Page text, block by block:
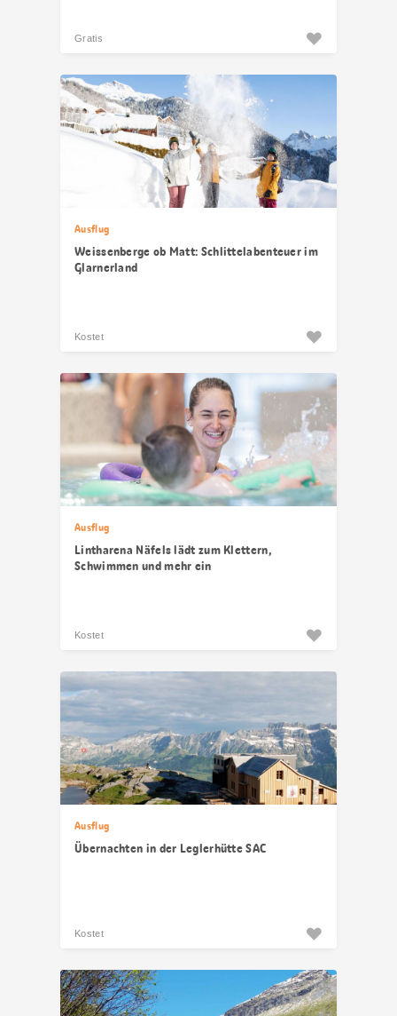
Gratis
Ausflug
Weissenberge ob Matt: Schlittelabenteuer im
Glarnerland
Kostet
Ausflug
Lintharena Näfels lädt zum Klettern,
Schwimmen und mehr ein
Kostet
Ausflug
Übernachten in der Leglerhütte SAC
Kostet